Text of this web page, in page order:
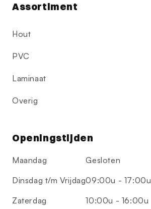
Assortiment
Hout
PVC
Laminaat
Overig
Openingstijden
Maandag
Dinsdag t/m Vrijdag
Zaterdag
Gesloten
09:00u - 17:00u
10:00u - 16:00u